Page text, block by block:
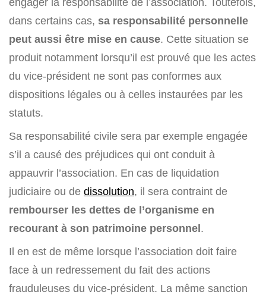
dans certains cas, sa responsabilité personnelle
peut aussi être mise en cause. Cette situation se
produit notamment lorsqu’il est prouvé que les actes
du vice-président ne sont pas conformes aux
dispositions légales ou à celles instaurées par les
statuts.
Sa responsabilité civile sera par exemple engagée
s’il a causé des préjudices qui ont conduit à
appauvrir l’association. En cas de liquidation
judiciaire ou de dissolution, il sera contraint de
rembourser les dettes de l’organisme en
recourant à son patrimoine personnel.
Il en est de même lorsque l’association doit faire
face à un redressement du fait des actions
frauduleuses du vice-président. La même sanction